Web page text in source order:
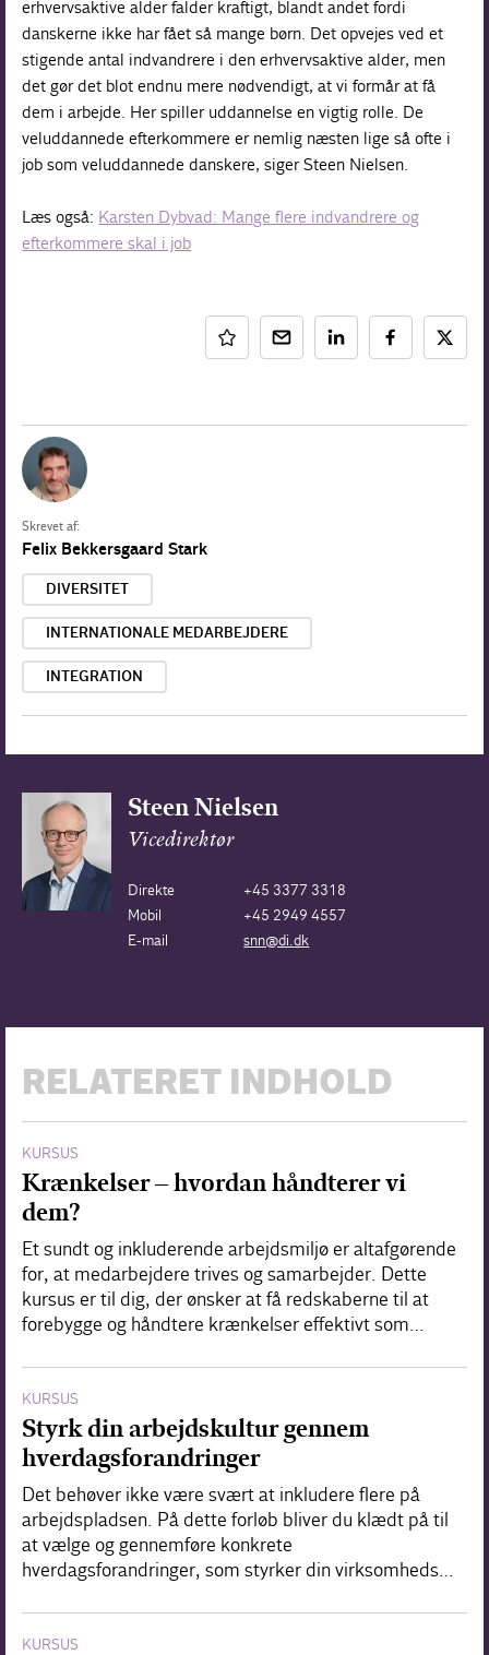
erhvervsaktive alder falder kraftigt, blandt andet fordi
danskerne ikke har fået så mange børn. Det opvejes ved et
stigende antal indvandrere i den erhvervsaktive alder, men
det gør det blot endnu mere nødvendigt, at vi formår at få
dem i arbejde. Her spiller uddannelse en vigtig rolle. De
veluddannede efterkommere er nemlig næsten lige så ofte i
job som veluddannede danskere, siger Steen Nielsen.
Læs også: Karsten Dybvad: Mange flere indvandrere og
efterkommere skal i job
Skrevet af:
Felix Bekkersgaard Stark
DIVERSITET
INTERNATIONALE MEDARBEJDERE
INTEGRATION
Steen Nielsen
Vicedirektør
Direkte
+45 3377 3318
Mobil
+45 2949 4557
E-mail
snn@di.dk
RELATERET INDHOLD
KURSUS
Krænkelser – hvordan håndterer vi
dem?
Et sundt og inkluderende arbejdsmiljø er altafgørende
for, at medarbejdere trives og samarbejder. Dette
kursus er til dig, der ønsker at få redskaberne til at
forebygge og håndtere krænkelser effektivt som…
KURSUS
Styrk din arbejdskultur gennem
hverdagsforandringer
Det behøver ikke være svært at inkludere flere på
arbejdspladsen. På dette forløb bliver du klædt på til
at vælge og gennemføre konkrete
hverdagsforandringer, som styrker din virksomheds…
KURSUS